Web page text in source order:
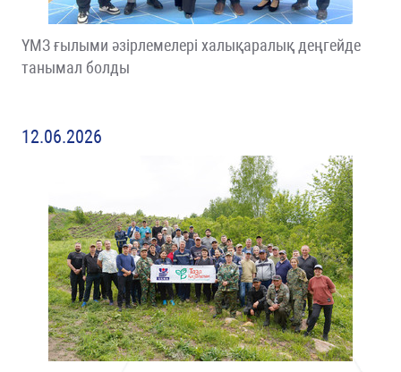
ҮМЗ ғылыми әзірлемелері халықаралық деңгейде
танымал болды
12.06.2026